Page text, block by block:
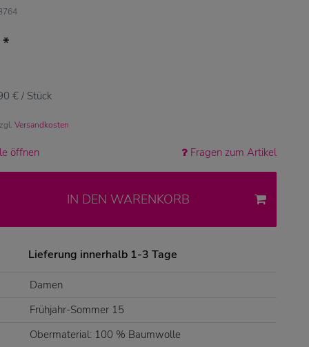
*
€ / Stück
Versandkosten
öffnen Fragen zum Artikel
IN DEN WARENKORB
Lieferung innerhalb 1-3 Tage
Damen
Frühjahr-Sommer 15
Obermaterial: 100 % Baumwolle